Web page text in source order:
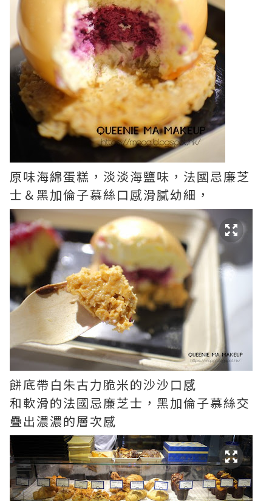
原味海綿蛋糕，淡淡海鹽味，法國忌廉芝
士＆黑加倫子慕絲口感滑膩幼細，
餅底帶白朱古力脆米的沙沙口感
和軟滑的法國忌廉芝士，黑加倫子慕絲交
疊出濃濃的層次感